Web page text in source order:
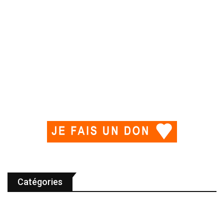
Catégories